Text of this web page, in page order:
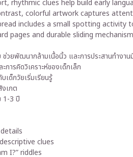
rhythmic clues help build early
colorful artwork captures
includes a small spotting activity
pages and durable sliding
วยพัฒนากล้ามเนื้อนิ้ว และการประสานทำงาน
ารคิดวิเคราะห์ของเด็กเล็ก
เด็กวัยเริ่มเรียนรู้
เกต
1-3 ปี
clues
I?” riddles